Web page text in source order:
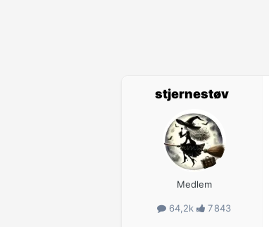
stjernestøv
Medlem
64,2k 7 843